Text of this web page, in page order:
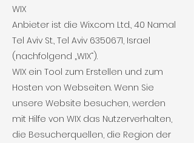
WIX
Anbieter ist die Wix.com Ltd., 40 Namal
Tel Aviv St., Tel Aviv 6350671, Israel
(nachfolgend „WIX“).
WIX ein Tool zum Erstellen und zum
Hosten von Webseiten. Wenn Sie
unsere Website besuchen, werden
mit Hilfe von WIX das Nutzerverhalten,
die Besucherquellen, die Region der